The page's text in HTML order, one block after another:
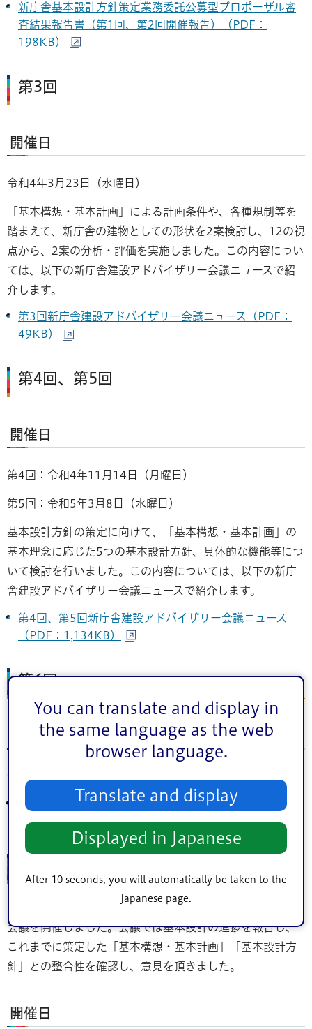
You can translate and display in
the same language as the web
browser language.
Translate and display
Displayed in Japanese
After 10 seconds, you will automatically be taken to the
Japanese page.
新庁舎基本設計方針策定業務委託公募型プロポーザル審
査結果報告書（第1回、第2回開催報告）（PDF：
198KB）
第3回
開催日
令和4年3月23日（水曜日）
「基本構想・基本計画」による計画条件や、各種規制等を
踏まえて、新庁舎の建物としての形状を2案検討し、12の視
点から、2案の分析・評価を実施しました。この内容につい
ては、以下の新庁舎建設アドバイザリー会議ニュースで紹
介します。
第3回新庁舎建設アドバイザリー会議ニュース（PDF：
49KB）
第4回、第5回
開催日
第4回：令和4年11月14日（月曜日）
第5回：令和5年3月8日（水曜日）
基本設計方針の策定に向けて、「基本構想・基本計画」の
基本理念に応じた5つの基本設計方針、具体的な機能等につ
いて検討を行いました。この内容については、以下の新庁
舎建設アドバイザリー会議ニュースで紹介します。
第4回、第5回新庁舎建設アドバイザリー会議ニュース
（PDF：1,134KB）
第6回
開催日
新庁舎基本設計業務委託公募型プロポーザル審査結果報
告書（第6回開催報告）（PDF：10KB）
基本設計の検討を進めるため、新庁舎建設アドバイザリー
会議を開催しました。会議では基本設計の進捗を報告し、
これまでに策定した「基本構想・基本計画」「基本設計方
針」との整合性を確認し、意見を頂きました。
開催日